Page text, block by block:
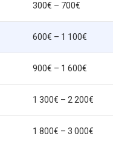
300€ – 700€
600€ – 1 100€
900€ – 1 600€
1 300€ – 2 200€
1 800€ – 3 000€